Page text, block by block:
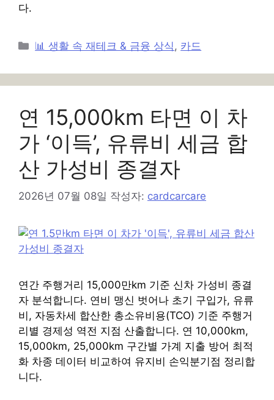
다.
카
고
리
📊 생활 속 재테크 & 금융 상식, 카드
연 15,000km 타면 이 차
가 ‘이득’, 유류비 세금 합
산 가성비 종결자
2026년 07월 08일 작성자: cardcarcare
연간 주행거리 15,000만km 기준 신차 가성비 종결
자 분석합니다. 연비 맹신 벗어나 초기 구입가, 유류
비, 자동차세 합산한 총소유비용(TCO) 기준 주행거
리별 경제성 역전 지점 산출합니다. 연 10,000km,
15,000km, 25,000km 구간별 가계 지출 방어 최적
화 차종 데이터 비교하여 유지비 손익분기점 정리합
니다.